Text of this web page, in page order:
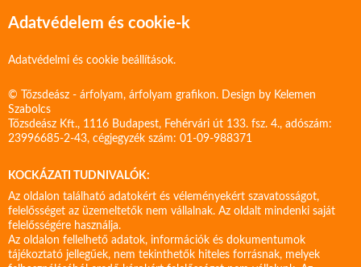
Adatvédelem és cookie-k
Adatvédelmi és cookie beállítások.
© Tőzsdeász - árfolyam, árfolyam grafikon. Design by Kelemen
Szabolcs
Tőzsdeász Kft., 1116 Budapest, Fehérvári út 133. fsz. 4., adószám:
23996685-2-43, cégjegyzék szám: 01-09-988371
KOCKÁZATI TUDNIVALÓK:
Az oldalon található adatokért és véleményekért szavatosságot,
felelősséget az üzemeltetők nem vállalnak. Az oldalt mindenki saját
felelősségére használja.
Az oldalon fellelhető adatok, információk és dokumentumok
tájékoztató jellegűek, nem tekinthetők hiteles forrásnak, melyek